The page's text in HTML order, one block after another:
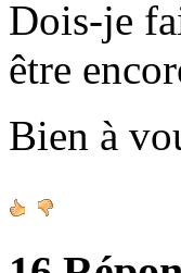
Dois-je
être
Bien à